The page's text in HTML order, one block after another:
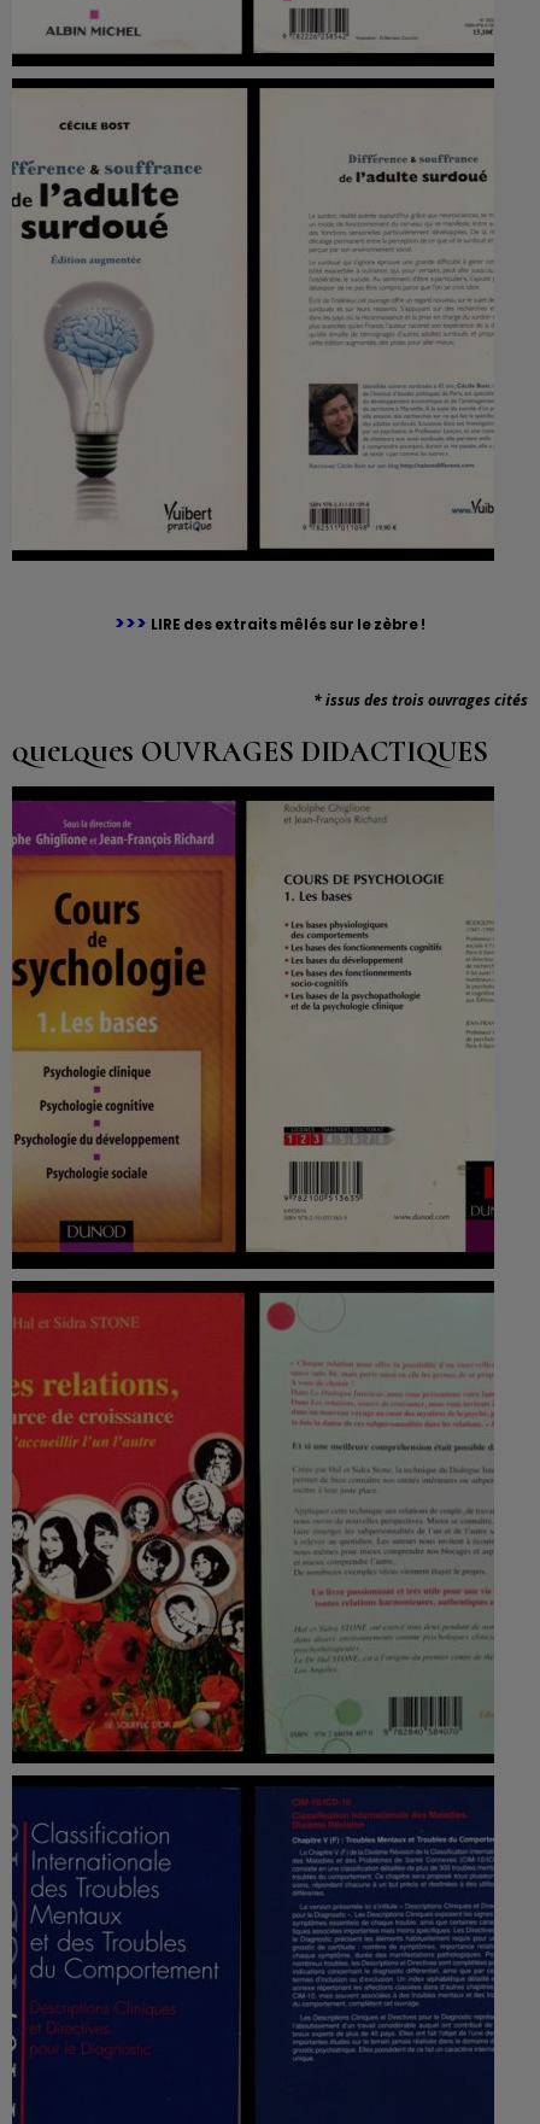
>>> LIRE des extraits mêlés sur le zèbre !
* issus des trois ouvrages cités
quelques OUVRAGES DIDACTIQUES